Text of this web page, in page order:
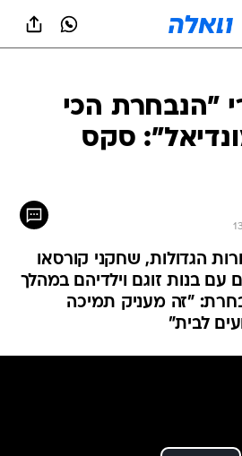
"הנבחרת הכי
סקס
הגדולות, שחקני קורסאו
עם בנות זוגם וילדיהם במהלך
"זה מעניק תמיכה
לבית"